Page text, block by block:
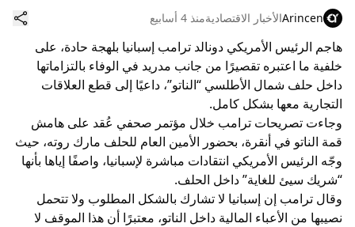
Arincenالأخبار الاقتصاديةمنذ 4 أسابيع
هاجم الرئيس الأمريكي دونالد ترامب إسبانيا بلهجة حادة، على
خلفية ما اعتبره تقصيرًا من جانب مدريد في الوفاء بالتزاماتها
داخل حلف شمال الأطلسي “الناتو”، داعيًا إلى قطع العلاقات
التجارية معها بشكل كامل.
وجاءت تصريحات ترامب خلال مؤتمر صحفي عُقد على هامش
قمة الناتو في أنقرة، بحضور الأمين العام للحلف مارك روته، حيث
وجّه الرئيس الأمريكي انتقادات مباشرة لإسبانيا، واصفًا إياها بأنها
“شريك سيئ للغاية” داخل الحلف.
وقال ترامب إن إسبانيا لا تشارك بالشكل المطلوب ولا تتحمل
نصيبها من الأعباء المالية داخل الناتو، معتبرًا أن هذا الموقف لا